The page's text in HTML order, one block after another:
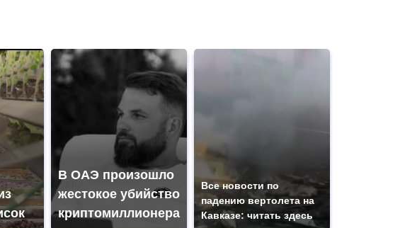
В ОАЭ произошло
жестокое убийство
криптомиллионера
Все новости по
падению вертолета на
Кавказе: читать здесь